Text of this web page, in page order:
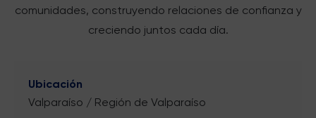
comunidades, construyendo relaciones de confianza y
creciendo juntos cada día.
Ubicación
Valparaíso / Región de Valparaíso